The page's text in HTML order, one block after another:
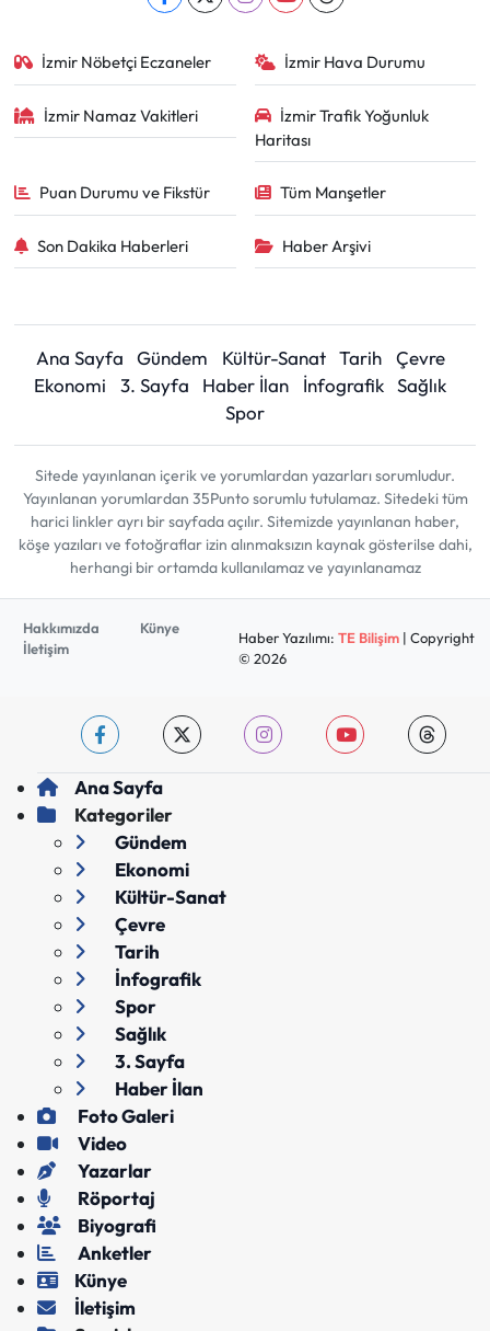
İzmir Nöbetçi Eczaneler İzmir Hava Durumu
İzmir Namaz Vakitleri
İzmir Trafik Yoğunluk
Haritası
Puan Durumu ve Fikstür Tüm Manşetler
Son Dakika Haberleri Haber Arşivi
Ana Sayfa Gündem Kültür-Sanat Tarih
Çevre
Ekonomi
3. Sayfa Haber İlan İnfografik Sağlık
Spor
Sitede yayınlanan içerik ve yorumlardan yazarları sorumludur.
Yayınlanan yorumlardan 35Punto sorumlu tutulamaz. Sitedeki tüm
harici linkler ayrı bir sayfada açılır. Sitemizde yayınlanan haber,
köşe yazıları ve fotoğraflar izin alınmaksızın kaynak gösterilse dahi,
herhangi bir ortamda kullanılamaz ve yayınlanamaz
Hakkımızda
Künye
İletişim
Haber Yazılımı: TE Bilişim| Copyright
© 2026
Ana Sayfa
Kategoriler
Gündem
Ekonomi
Kültür-Sanat
Çevre
Tarih
İnfografik
Spor
Sağlık
3. Sayfa
Haber İlan
Foto Galeri
Video
Yazarlar
Röportaj
Biyografi
Anketler
Künye
İletişim